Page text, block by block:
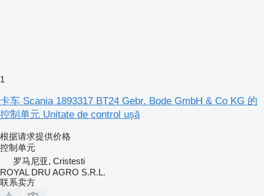
1
卡车 Scania 1893317 BT24 Gebr. Bode GmbH & Co KG 的
控制单元 Unitate de control ușă
根据请求提供价格
控制单元
罗马尼亚, Cristesti
ROYAL DRU AGRO S.R.L.
联系卖方